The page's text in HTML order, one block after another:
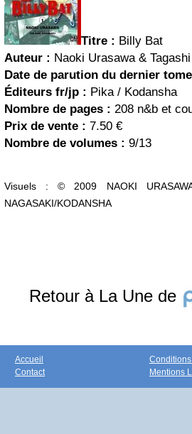
Titre : Billy Bat
Auteur : Naoki Urasawa &
Date de parution du dernier
Éditeurs fr/jp : Pika / Kodansha
Nombre de pages : 208 n&b et
Prix de vente : 7.50 €
Nombre de volumes : 9/13
Visuels : © 2009 NAOKI
NAGASAKI/KODANSHA
Retour à La Une de
Accueil
Contact
Mentions